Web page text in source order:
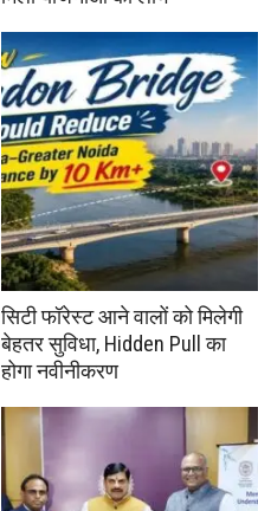
सिटी फॉरेस्ट आने वालों को मिलेगी
बेहतर सुविधा, Hidden Pull का
होगा नवीनीकरण